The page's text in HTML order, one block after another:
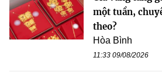
một tuần,
theo?
Hòa Bình
11:33 09/08/2026